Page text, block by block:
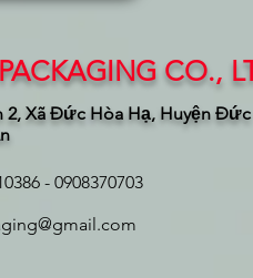
CO.,
2, Xã Đức Hòa Hạ, Huyện Đức
- 0908370703